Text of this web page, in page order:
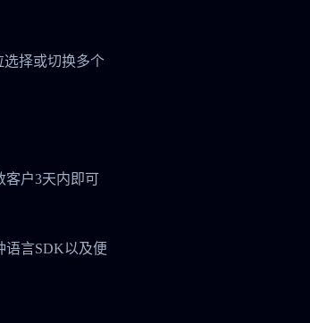
选择或切换多个
客户3天内即可
语言SDK以及便